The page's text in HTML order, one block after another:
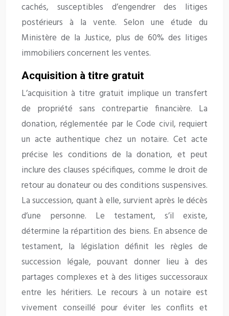
cachés, susceptibles d’engendrer des litiges
postérieurs à la vente. Selon une étude du
Ministère de la Justice, plus de 60% des litiges
immobiliers concernent les ventes.
Acquisition à titre gratuit
L’acquisition à titre gratuit implique un transfert
de propriété sans contrepartie financière. La
donation, réglementée par le Code civil, requiert
un acte authentique chez un notaire. Cet acte
précise les conditions de la donation, et peut
inclure des clauses spécifiques, comme le droit de
retour au donateur ou des conditions suspensives.
La succession, quant à elle, survient après le décès
d’une personne. Le testament, s’il existe,
détermine la répartition des biens. En absence de
testament, la législation définit les règles de
succession légale, pouvant donner lieu à des
partages complexes et à des litiges successoraux
entre les héritiers. Le recours à un notaire est
vivement conseillé pour éviter les conflits et